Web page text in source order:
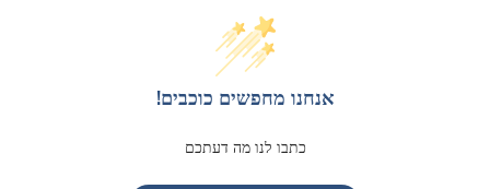
אנחנו מחפשים כוכבים!
כתבו לנו מה דעתכם